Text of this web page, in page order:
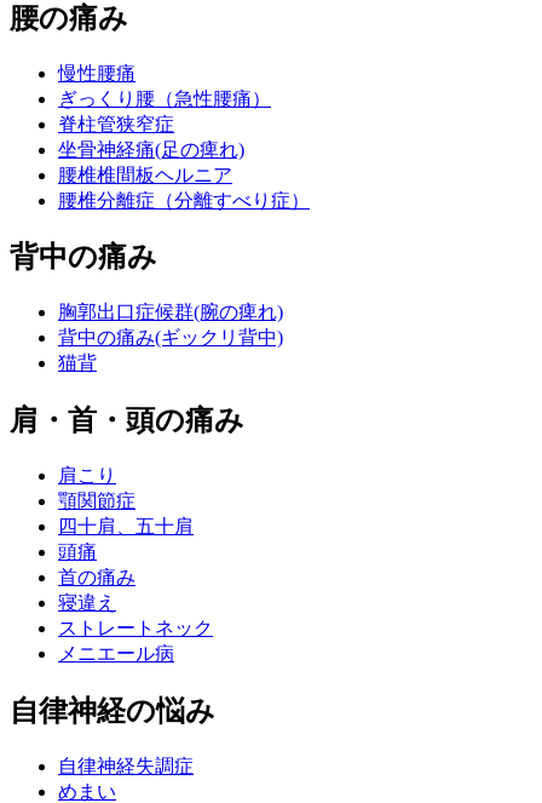
腰の痛み
慢性腰痛
ぎっくり腰（急性腰痛）
脊柱管狭窄症
坐骨神経痛(足の痺れ)
腰椎椎間板ヘルニア
腰椎分離症（分離すべり症）
背中の痛み
胸郭出口症候群(腕の痺れ)
背中の痛み(ギックリ背中)
猫背
肩・首・頭の痛み
肩こり
顎関節症
四十肩、五十肩
頭痛
首の痛み
寝違え
ストレートネック
メニエール病
自律神経の悩み
自律神経失調症
めまい